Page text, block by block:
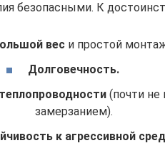
безопасными. К
веси простой
Долговечность.
(почти не
замерзанием).
к агрессивной